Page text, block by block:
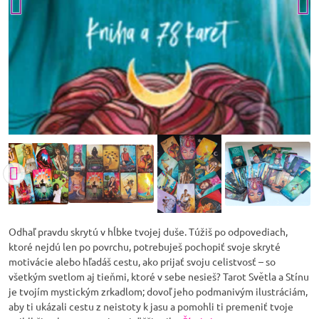
Odhaľ pravdu skrytú v hĺbke tvojej duše. Túžiš po odpovediach,
ktoré nejdú len po povrchu, potrebuješ pochopiť svoje skryté
motivácie alebo hľadáš cestu, ako prijať svoju celistvosť – so
všetkým svetlom aj tieňmi, ktoré v sebe nesieš? Tarot Světla a Stínu
je tvojím mystickým zrkadlom; dovoľ jeho podmanivým ilustráciám,
aby ti ukázali cestu z neistoty k jasu a pomohli ti premeniť tvoje